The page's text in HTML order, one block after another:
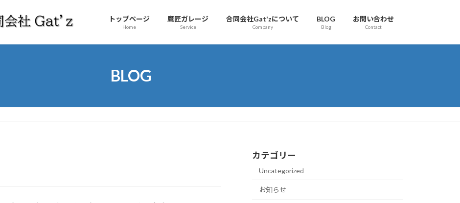
トップページ
Home
鷹匠ガレージ
Service
合同会社Gat'zについて
Company
BLOG
Blog
お問い合わせ
Contact
BLOG
カテゴリー
Uncategorized
お知らせ